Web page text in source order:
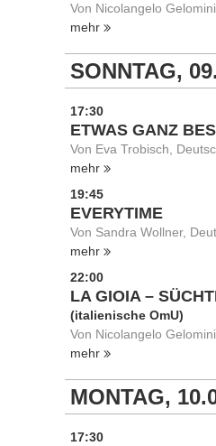
Von Nicolangelo
mehr
SONNTAG,
17:30
ETWAS GANZ
Von Eva Trobisch,
mehr
19:45
EVERYTIME
Von Sandra Wollner,
mehr
22:00
LA GIOIA –
(italienische OmU)
Von Nicolangelo
mehr
MONTAG,
17:30